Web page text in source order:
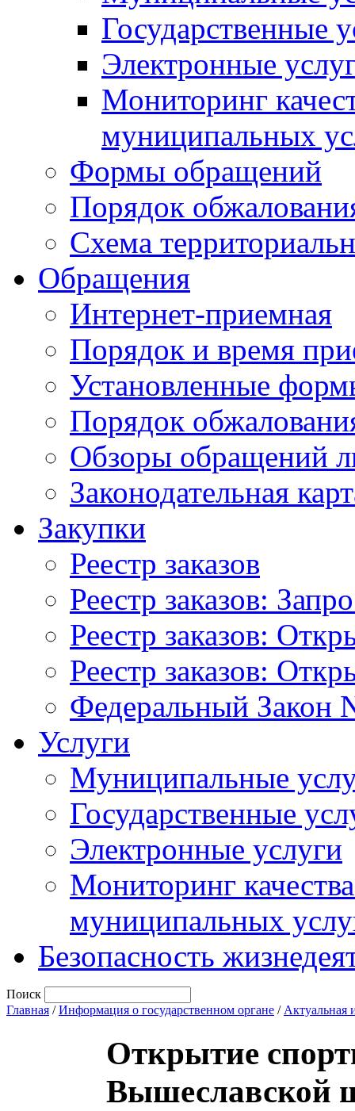
Государственные
Электронные
Мониторинг
муниципальных
Формы обращений
Порядок
Схема
Обращения
Интернет-приемная
Порядок и время
Установленные
Порядок
Обзоры обращений
Законодательная
Закупки
Реестр заказов
Реестр заказов:
Реестр заказов:
Реестр заказов:
Федеральный Закон
Услуги
Муниципальные
Государственные
Электронные услуги
Мониторинг
муниципальных
Безопасность
Поиск
Главная /Информация о государственном органе / Актуальная
Открытие
Вышеславской